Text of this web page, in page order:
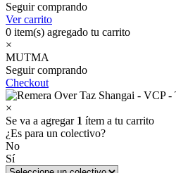
Seguir comprando
Ver carrito
0 item(s) agregado tu carrito
×
MUTMA
Seguir comprando
Checkout
×
Se va a agregar 1 ítem a tu carrito
¿Es para un colectivo?
No
Sí